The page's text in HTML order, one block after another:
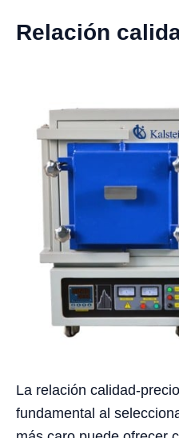
Relación
La relación calidad-
fundamental al